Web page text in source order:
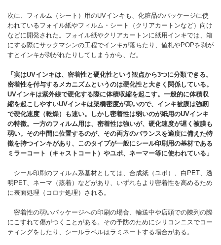
次に、フィルム（シート）用のUVインキも、化粧品のパッケージに使
われているフォイル紙やフィルム・シート（クリアカートンなど）向け
などに開発された。フォイル紙やクリアカートンに紙用インキでは、箱
にする際にサックマシンの工程でインキが落ちたり、値札やPOPを剥が
すとインキが剥がれたりしてしまうから、だ。
「実はUVインキは、密着性と硬化性という観点から3つに分類できる。
密着性を付与するメカニズムというのは硬化性と大きく関係している。
UVインキは紫外線で硬化する際に体積収縮を起こす。一般的に体積収
縮を起こしやすいUVインキは架橋密度が高いので、インキ被膜は強靭
で硬化速度（乾燥）も速い。しかし密着性は弱いのが紙用のUVインキ
の特徴。一方のフィルム用は、密着性は強いが、硬化速度が遅く被膜も
弱い。その中間に位置するのが、その両方のバランスを適度に備えた特
徴を持つインキがあり、このタイプが一般にシール印刷用の基材である
ミラーコート（キャストコート）やユポ、ネーマー等に使われている」
シール印刷のフィルム系基材としては、合成紙（ユポ）、白PET、透
明PET、ネーマ（蒸着）などがあり、いずれもより密着性を高めるため
に表面処理（コロナ処理）される。
密着性の弱いパッケージへの印刷の場合、輸送中や店頭での陳列の際
にこすれて傷がつくことがある。その予防のためにシリコンニスでコー
ティングをしたり、シールラベルはラミネートする場合がある。